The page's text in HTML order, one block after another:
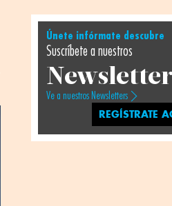
Únete infórmate descubre
Suscríbete a nuestros
Ve a nuestros Newsletters
REGÍSTRATE